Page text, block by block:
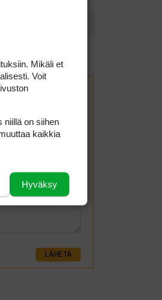
LÄHETÄ
Mikäli et
Voit
niillä on siihen
kaikkia
Hyväksy